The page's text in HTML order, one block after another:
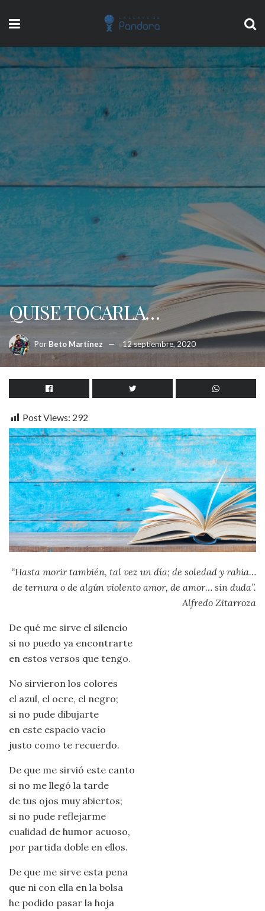
QUISE TOCARLA…
Por Beto Martínez 12 septiembre, 2020
Post Views: 292
“Hasta morir también, tal vez un día; de soledad y rabia…
de ternura o de algún violento amor, de amor… sin duda”.
Alfredo Zitarroza
De qué me sirve el silencio
si no puedo ya encontrarte
en estos versos que tengo.
No sirvieron los colores
el azul, el ocre, el negro;
si no pude dibujarte
en este espacio vacío
justo como te recuerdo.
De que me sirvió este canto
si no me llegó la tarde
de tus ojos muy abiertos;
si no pude reflejarme
cualidad de humor acuoso,
por partida doble en ellos.
De que me sirve esta pena
que ni con ella en la bolsa
he podido pasar la hoja